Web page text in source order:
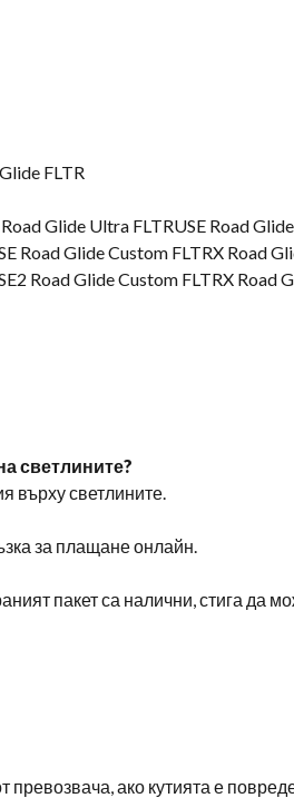
FLTR
Glide Ultra FLTRUSE Road
Road Glide Custom FLTRX Road
Road Glide Custom FLTRX Road
светлините?
върху светлините.
за плащане онлайн.
пакет са налични, стига да
превозвача, ако кутията е